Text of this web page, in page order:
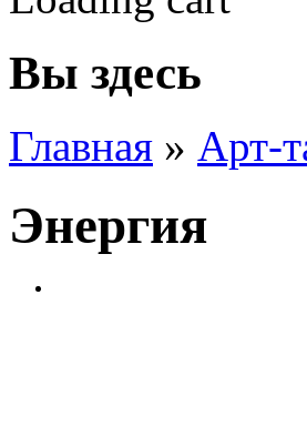
Вы здесь
Главная » Арт-
Энергия